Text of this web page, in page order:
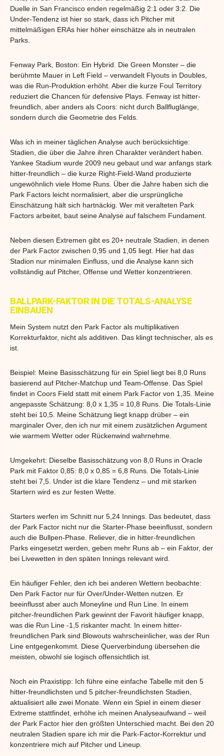
Duelle in San Francisco enden regelmäßig 2:1 oder 3:2. Die
Under-Tendenz ist hier so stark, dass ich Pitcher mit
mittelmäßigen ERAs hier höher einschätze als in neutralen
Parks.
Fenway Park, Boston: Ein Hybrid. Die Green Monster – die
berühmte Mauer in Left Field – verwandelt Flyouts in Doubles,
was die Run-Produktion erhöht. Aber die kurze Foul Territory
reduziert die Chancen für defensive Plays. Fenway ist hitter-
freundlich, aber anders als Coors: nicht durch Ballfluglänge,
sondern durch die Geometrie des Felds.
Was ich in meiner täglichen Analyse auch berücksichtige:
Stadien, die über die Jahre ihren Charakter verändert haben.
Yankee Stadium wurde 2009 neu gebaut und war anfangs stark
hitter-freundlich – die kurze Right-Field-Wand produzierte
ungewöhnlich viele Home Runs. Über die Jahre haben sich die
Park Factors leicht normalisiert, aber die ursprüngliche
Einschätzung hält sich hartnäckig. Wer mit veralteten Park
Factors arbeitet, baut seine Analyse auf falschem Fundament.
Neben diesen Extremen gibt es 20+ neutrale Stadien, in denen
der Park Factor zwischen 0,95 und 1,05 liegt. Hier hat das
Stadion nur minimalen Einfluss, und die Analyse kann sich
vollständig auf Pitcher, Offense und Wetter konzentrieren.
BALLPARK-FAKTOR IN DIE TOTALS-ANALYSE
EINBAUEN
Mein System nutzt den Park Factor als multiplikativen
Korrekturfaktor, nicht als additiven. Das klingt technischer, als es
ist.
Beispiel: Meine Basisschätzung für ein Spiel liegt bei 8,0 Runs
basierend auf Pitcher-Matchup und Team-Offense. Das Spiel
findet in Coors Field statt mit einem Park Factor von 1,35. Meine
angepasste Schätzung: 8,0 x 1,35 = 10,8 Runs. Die Totals-Linie
steht bei 10,5. Meine Schätzung liegt knapp drüber – ein
marginaler Over, den ich nur mit einem zusätzlichen Argument
wie warmem Wetter oder Rückenwind wahrnehme.
Umgekehrt: Dieselbe Basisschätzung von 8,0 Runs in Oracle
Park mit Faktor 0,85: 8,0 x 0,85 = 6,8 Runs. Die Totals-Linie
steht bei 7,5. Under ist die klare Tendenz – und mit starken
Startern wird es zur festen Wette.
Starters werfen im Schnitt nur 5,24 Innings. Das bedeutet, dass
der Park Factor nicht nur die Starter-Phase beeinflusst, sondern
auch die Bullpen-Phase. Reliever, die in hitter-freundlichen
Parks eingesetzt werden, geben mehr Runs ab – ein Faktor, der
bei Livewetten in den späten Innings relevant wird.
Ein häufiger Fehler, den ich bei anderen Wettern beobachte:
Den Park Factor nur für Over/Under-Wetten nutzen. Er
beeinflusst aber auch Moneyline und Run Line. In einem
pitcher-freundlichen Park gewinnt der Favorit häufiger knapp,
was die Run Line -1,5 riskanter macht. In einem hitter-
freundlichen Park sind Blowouts wahrscheinlicher, was der Run
Line entgegenkommt. Diese Querverbindung übersehen die
meisten, obwohl sie logisch offensichtlich ist.
Noch ein Praxistipp: Ich führe eine einfache Tabelle mit den 5
hitter-freundlichsten und 5 pitcher-freundlichsten Stadien,
aktualisiert alle zwei Monate. Wenn ein Spiel in einem dieser
Extreme stattfindet, erhöhe ich meinen Analyseaufwand – weil
der Park Factor hier den größten Unterschied macht. Bei den 20
neutralen Stadien spare ich mir die Park-Factor-Korrektur und
konzentriere mich auf Pitcher und Lineup.